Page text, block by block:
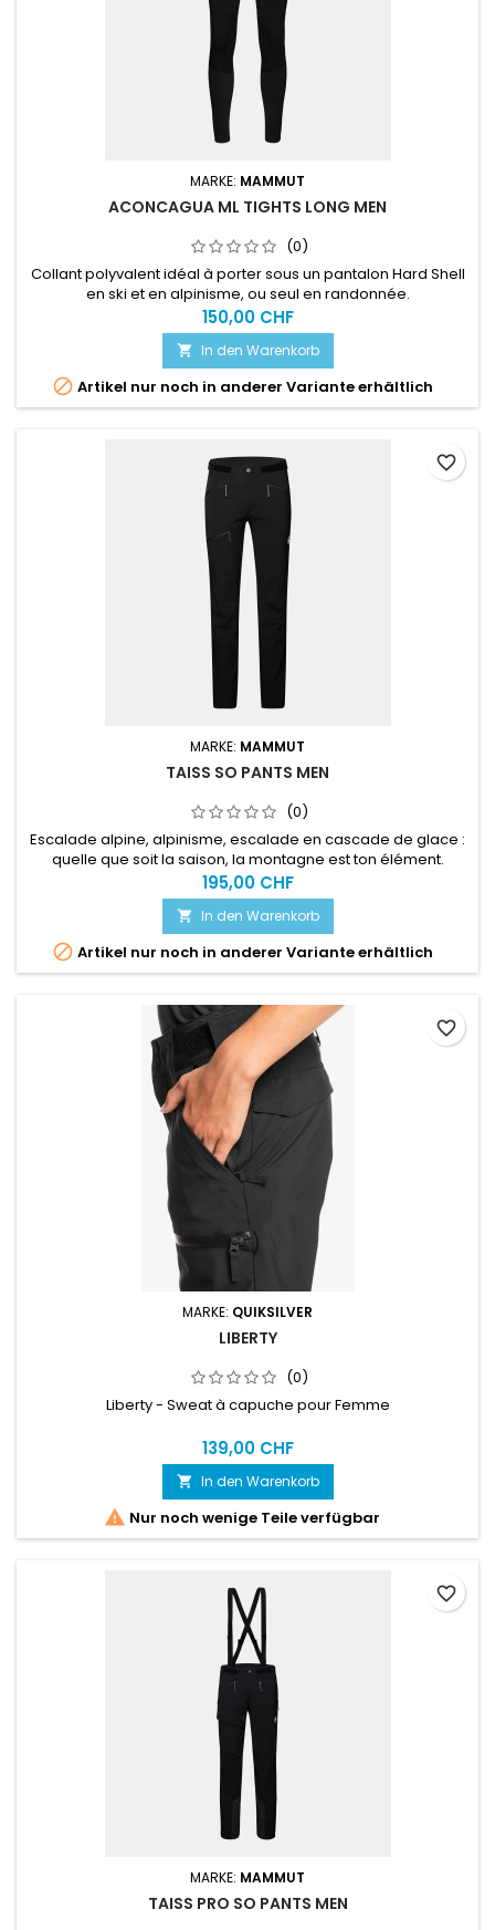
MARKE: MAMMUT
ACONCAGUA ML TIGHTS LONG MEN
(0)
Collant polyvalent idéal à porter sous un pantalon Hard Shell
en ski et en alpinisme, ou seul en randonnée.
150,00 CHF
 In den Warenkorb
 Artikel nur noch in anderer Variante erhältlich
MARKE: MAMMUT
TAISS SO PANTS MEN
(0)
Escalade alpine, alpinisme, escalade en cascade de glace :
quelle que soit la saison, la montagne est ton élément.
195,00 CHF
 In den Warenkorb
 Artikel nur noch in anderer Variante erhältlich
favorite_border
MARKE: QUIKSILVER
LIBERTY
(0)
Liberty - Sweat à capuche pour Femme
139,00 CHF
 In den Warenkorb
 Nur noch wenige Teile verfügbar
favorite_border
MARKE: MAMMUT
TAISS PRO SO PANTS MEN
favorite_border